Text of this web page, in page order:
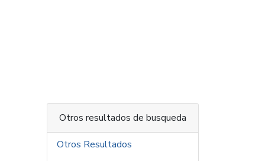
Otros resultados de busqueda
Otros Resultados